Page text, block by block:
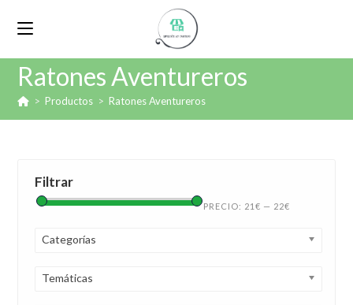
Ratones Aventureros
> Productos > Ratones Aventureros
Filtrar
PRECIO: 21€ — 22€
Categorías
Temáticas